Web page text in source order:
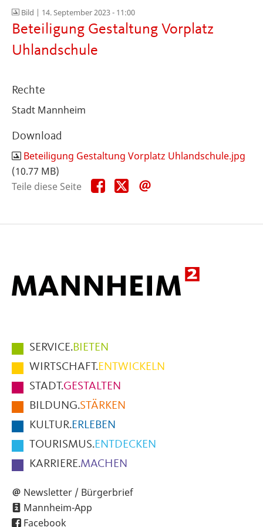
Bild | 14. September 2023 - 11:00
Beteiligung Gestaltung Vorplatz
Uhlandschule
Rechte
Stadt Mannheim
Download
Beteiligung Gestaltung Vorplatz Uhlandschule.jpg
(10.77 MB)
Teile diese Seite
Teile
diese
Teile
diese
Hauptmenüpunkte
im
Fußbereich
der
Seite
SERVICE.BIETEN
WIRTSCHAFT.ENTWICKELN
STADT.GESTALTEN
BILDUNG.STÄRKEN
KULTUR.ERLEBEN
TOURISMUS.ENTDECKEN
KARRIERE.MACHEN
Newsletter / Bürgerbrief
Mannheim-App
Facebook